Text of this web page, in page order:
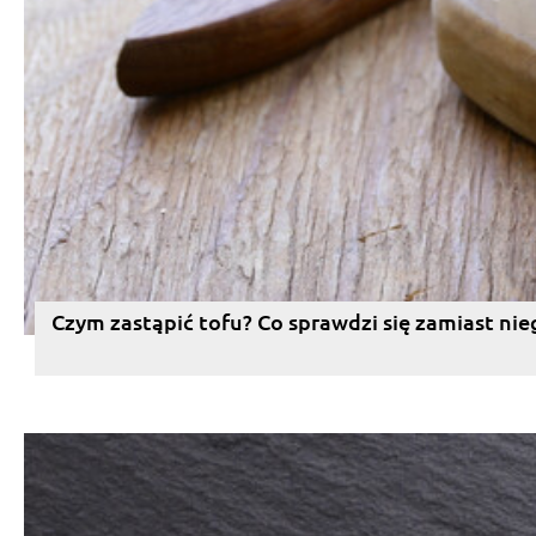
Czym zastąpić tofu? Co sprawdzi się zamiast